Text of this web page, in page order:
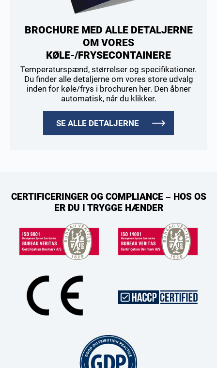
BROCHURE MED ALLE DETALJERNE
OM VORES
KØLE-/FRYSECONTAINERE
Temperaturspænd, størrelser og specifikationer.
Du finder alle detaljerne om vores store udvalg
inden for køle/frys i brochuren her. Den åbner
automatisk, når du klikker.
SE ALLE DETALJERNE
CERTIFICERINGER OG COMPLIANCE – HOS OS
ER DU I TRYGGE HÆNDER